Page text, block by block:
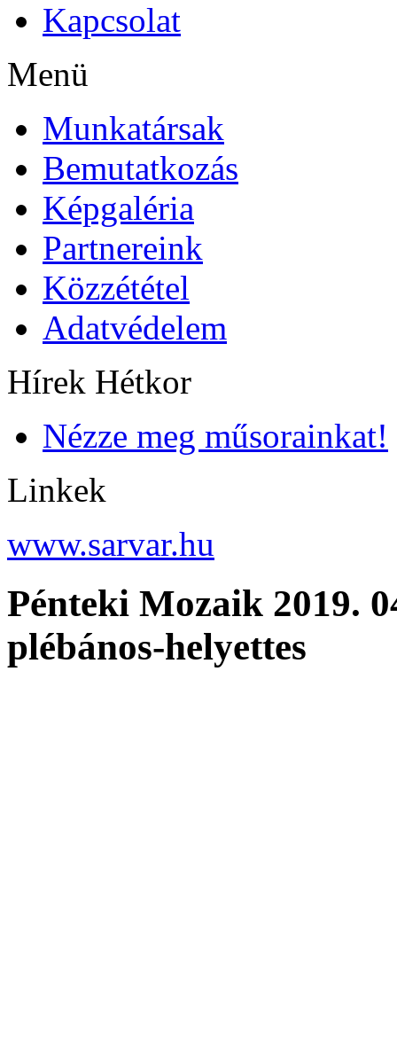
Kapcsolat
Menü
Munkatársak
Bemutatkozás
Képgaléria
Partnereink
Közzététel
Adatvédelem
Hírek Hétkor
Nézze meg műsorainkat!
Linkek
www.sarvar.hu
Pénteki Mozaik 2019.
plébános-helyettes